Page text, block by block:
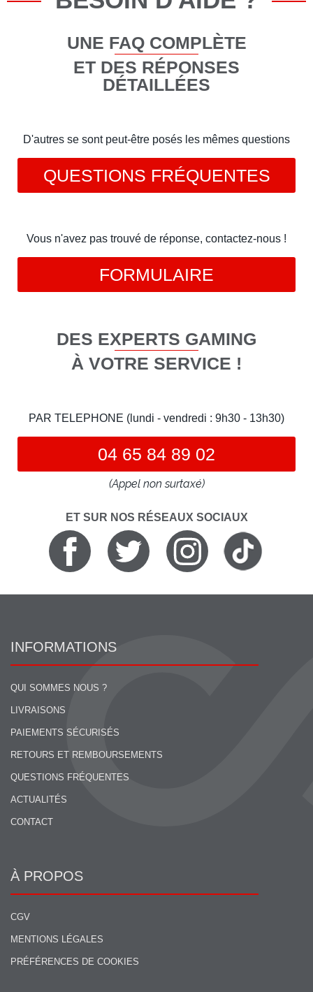
UNE FAQ COMPLÈTE
ET DES RÉPONSES
DÉTAILLÉES
D'autres se sont peut-être posés les mêmes questions
QUESTIONS FRÉQUENTES
Vous n'avez pas trouvé de réponse, contactez-nous !
FORMULAIRE
DES EXPERTS GAMING
À VOTRE SERVICE !
PAR TELEPHONE (lundi - vendredi : 9h30 - 13h30)
04 65 84 89 02
(Appel non surtaxé)
ET SUR NOS RÉSEAUX SOCIAUX
INFORMATIONS
QUI SOMMES NOUS ?
LIVRAISONS
PAIEMENTS SÉCURISÉS
RETOURS ET REMBOURSEMENTS
QUESTIONS FRÉQUENTES
ACTUALITÉS
CONTACT
À PROPOS
CGV
MENTIONS LÉGALES
PRÉFÉRENCES DE COOKIES